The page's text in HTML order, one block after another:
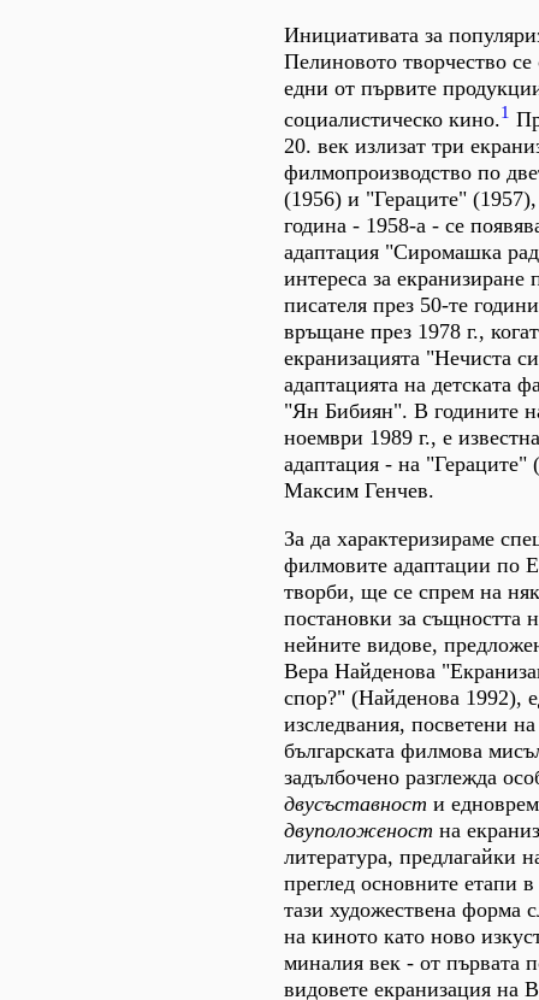
Инициативата за
Пелиновото творчество
едни от първите
социалистическо кино.1
20. век излизат три
филмопроизводство по
(1956) и "Гераците"
година - 1958-а - се
адаптация "Сиромашка
интереса за екранизиране
писателя през 50-те
връщане през 1978 г.,
екранизацията "Нечиста
адаптацията на детската
"Ян Бибиян". В годините
ноември 1989 г., е
адаптация - на "Гераците"
Максим Генчев.
За да характеризираме
филмовите адаптации по
творби, ще се спрем на
постановки за същността
нейните видове,
Вера Найденова
спор?" (Найденова 1992),
изследвания, посветени
българската филмова
задълбочено разглежда
двусъставност и
двуположеност на
литература, предлагайки
преглед основните етапи
тази художествена форма
на киното като ново
миналия век - от първата
видовете екранизация на